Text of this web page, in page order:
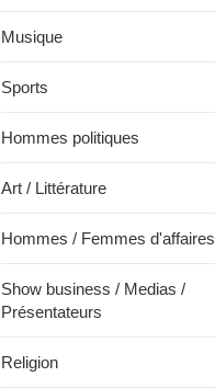
Musique
Sports
Hommes politiques
Art / Littérature
Hommes / Femmes d'affaires
Show business / Medias /
Présentateurs
Religion